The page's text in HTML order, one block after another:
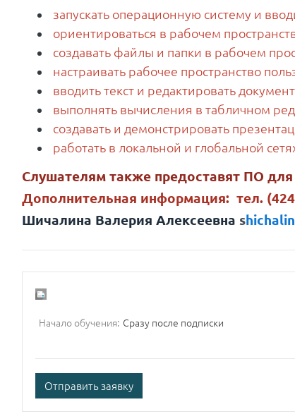
запускать операционную систему и
ориентироваться в рабочем
создавать файлы и папки в рабочем
настраивать рабочее пространство
вводить текст и редактировать
выполнять вычисления в табличном
создавать и демонстрировать
работать в локальной и глобальной
Слушателям также предоставят ПО
Дополнительная информация: тел.
Шичалина Валерия Алексеевна s
Начало обучения: Сразу после подписки
Отправить заявку